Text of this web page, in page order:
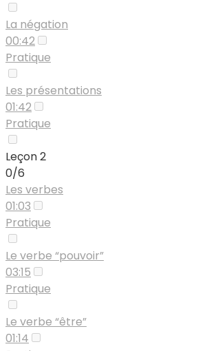
La négation
00:42
Pratique
Les présentations
01:42
Pratique
Leçon 2
0/6
Les verbes
01:03
Pratique
Le verbe “pouvoir”
03:15
Pratique
Le verbe “être”
01:14